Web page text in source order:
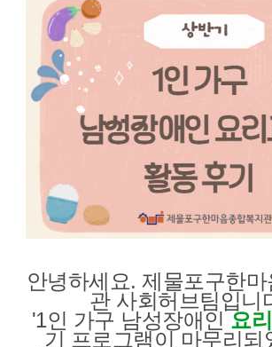
안녕하세요. 제물포구한
관 사회허브팀입니
'1인 가구 남성장애인요리
기 프로그램이 마무리되